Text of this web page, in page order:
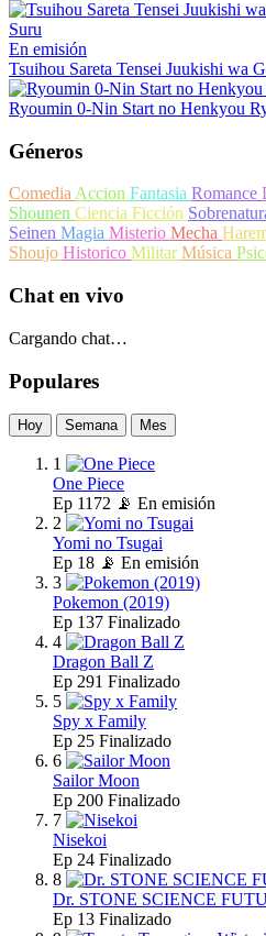
En emisión
Tsuihou Sareta Tensei Juukishi wa
Ryoumin 0-Nin Start no Henkyou
Géneros
ComediaAccion Fantasia Romance
Shounen Ciencia Ficción
Seinen Magia Misterio Mecha
Shoujo Historico MilitarMúsica
Chat en vivo
Cargando chat…
Populares
Hoy Semana Mes
1
One Piece
Ep 1172 📡 En emisión
2
Yomi no Tsugai
Ep 18 📡 En emisión
3
Pokemon (2019)
Ep 137 Finalizado
4
Dragon Ball Z
Ep 291 Finalizado
5
Spy x Family
Ep 25 Finalizado
6
Sailor Moon
Ep 200 Finalizado
7
Nisekoi
Ep 24 Finalizado
8
Dr. STONE SCIENCE
Ep 13 Finalizado